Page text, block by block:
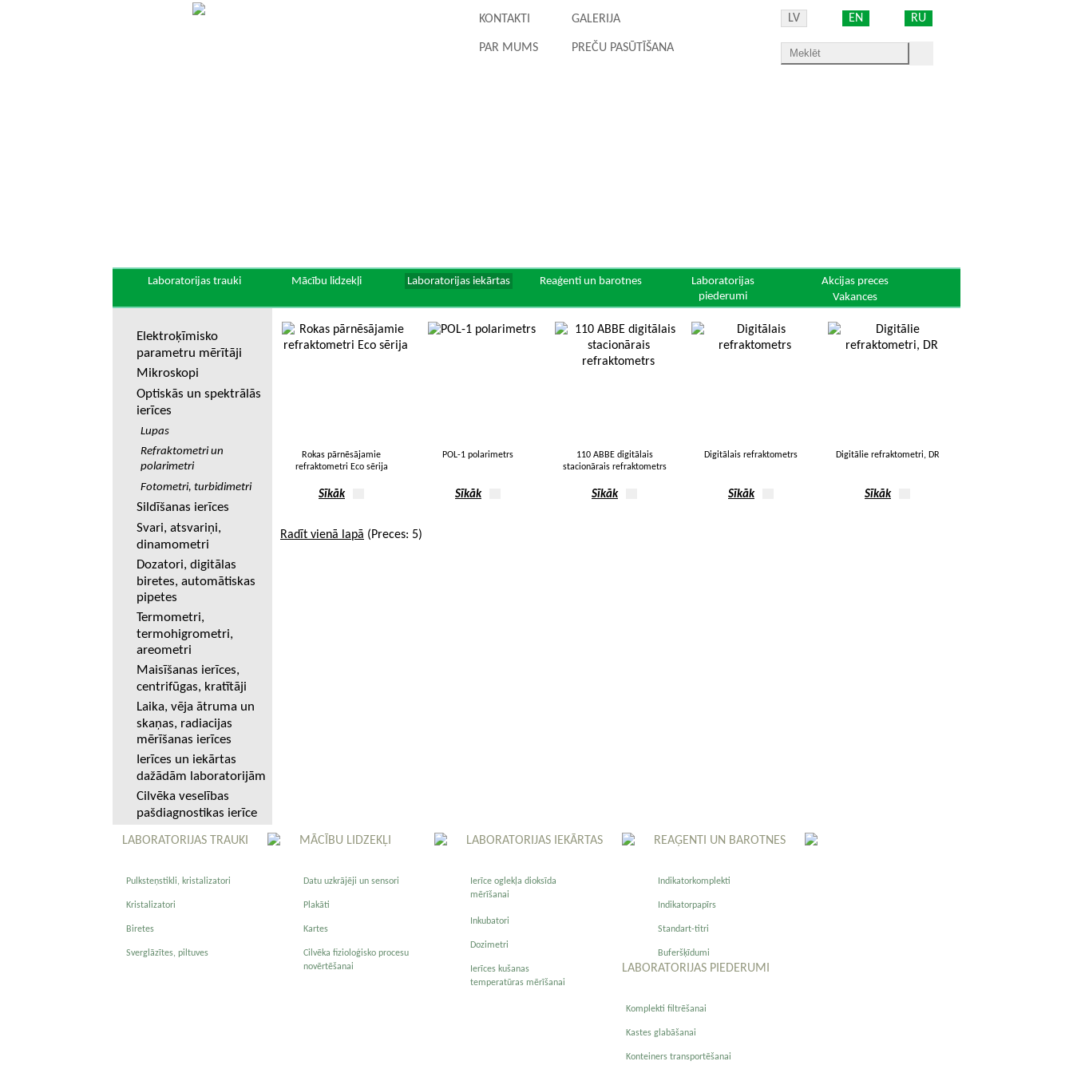
KONTAKTI GALERIJA
PAR MUMS PREČU PASŪTĪŠANA
LV EN RU
Laboratorijas trauki Mācību lidzekļi Laboratorijas iekārtas Reaģenti un barotnes Laboratorijas
piederumi
Akcijas preces
Vakances
Elektroķīmisko
parametru mērītāji
Mikroskopi
Optiskās un spektrālās
ierīces
Lupas
Refraktometri un
polarimetri
Fotometri, turbidimetri
Sildīšanas ierīces
Svari, atsvariņi,
dinamometri
Dozatori, digitālas
biretes, automātiskas
pipetes
Termometri,
termohigrometri,
areometri
Maisīšanas ierīces,
centrifūgas, kratītāji
Laika, vēja ātruma un
skaņas, radiacijas
mērīšanas ierīces
Ierīces un iekārtas
dažādām laboratorijām
Cilvēka veselības
pašdiagnostikas ierīce
Rokas pārnēsājamie
refraktometri Eco sērija
Sīkāk
POL-1 polarimetrs
Sīkāk
110 ABBE digitālais
stacionārais refraktometrs
Sīkāk
Digitālais refraktometrs
Sīkāk
Digitālie refraktometri, DR
Sīkāk
Radīt vienā lapā (Preces: 5)
LABORATORIJAS TRAUKI
Pulksteņstikli, kristalizatori
Kristalizatori
Biretes
Sverglāzītes, piltuves
MĀCĪBU LIDZEKĻI
Datu uzkrājēji un sensori
Plakāti
Kartes
Cilvēka fizioloģisko procesu
novērtēšanai
LABORATORIJAS IEKĀRTAS
Ierīce oglekļa dioksīda
mērīšanai
Inkubatori
Dozimetri
Ierīces kušanas
temperatūras mērīšanai
REAĢENTI UN BAROTNES
Indikatorkomplekti
Indikatorpapīrs
Standart-titri
Buferšķīdumi
LABORATORIJAS PIEDERUMI
Komplekti filtrēšanai
Kastes glabāšanai
Konteiners transportēšanai